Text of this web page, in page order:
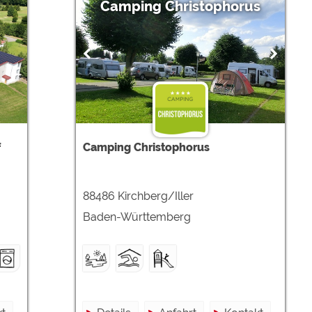
Camping Christophorus
Camping Christophorus
88486 Kirchberg/Iller
Baden-Württemberg